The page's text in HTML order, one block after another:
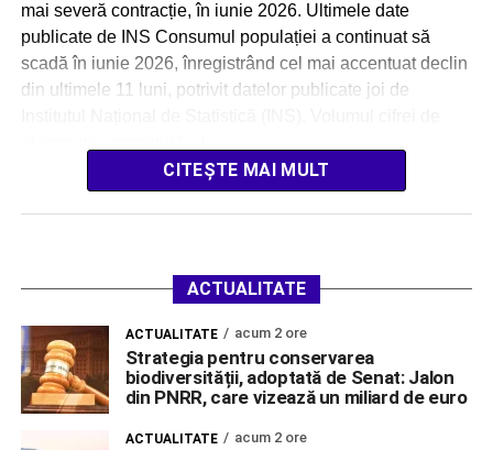
mai severă contracție, în iunie 2026. Ultimele date
publicate de INS Consumul populației a continuat să
scadă în iunie 2026, înregistrând cel mai accentuat declin
din ultimele 11 luni, potrivit datelor publicate joi de
CITEȘTE MAI MULT
ACTUALITATE
ACTUALITATE acum 2 ore
Strategia pentru conservarea
biodiversității, adoptată de Senat: Jalon
din PNRR, care vizează un miliard de euro
ACTUALITATE acum 2 ore